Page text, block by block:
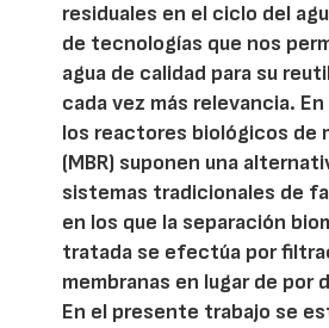
residuales en el ciclo del
de tecnologías que nos
agua de calidad para su
cada vez más relevancia.
los reactores biológicos de
(MBR) suponen una
sistemas tradicionales de
en los que la separación
tratada se efectúa por
membranas en lugar de por
En el presente trabajo se